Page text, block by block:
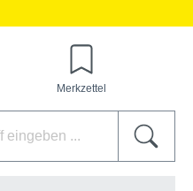
Merkzettel